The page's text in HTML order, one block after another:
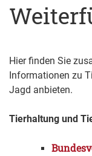
Hier finden Sie
Informationen zu
Jagd anbieten.
Tierhaltung und